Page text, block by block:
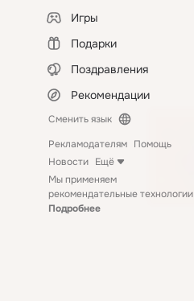
Игры
Подарки
Поздравления
Рекомендации
Сменить язык
Рекламодателям Помощь
Новости Ещё
Мы применяем
рекомендательные технологии
Подробнее